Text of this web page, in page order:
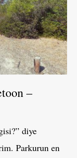
–
diye
Parkurun en